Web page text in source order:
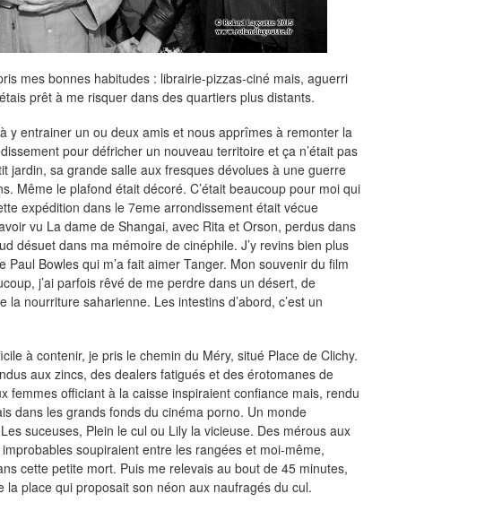
mes bonnes habitudes : librairie-pizzas-ciné mais, aguerri
prêt à me risquer dans des quartiers plus distants.
y entrainer un ou deux amis et nous apprîmes à remonter la
pour défricher un nouveau territoire et ça n’était pas
jardin, sa grande salle aux fresques dévolues à une guerre
Même le plafond était décoré. C’était beaucoup pour moi qui
expédition dans le 7eme arrondissement était vécue
vu La dame de Shangai, avec Rita et Orson, perdus dans
désuet dans ma mémoire de cinéphile. J’y revins bien plus
Bowles qui m’a fait aimer Tanger. Mon souvenir du film
j’ai parfois rêvé de me perdre dans un désert, de
la nourriture saharienne. Les intestins d’abord, c’est un
à contenir, je pris le chemin du Méry, situé Place de Clichy.
aux zincs, des dealers fatigués et des érotomanes de
femmes officiant à la caisse inspiraient confiance mais, rendu
dans les grands fonds du cinéma porno. Un monde
suceuses, Plein le cul ou Lily la vicieuse. Des mérous aux
soupiraient entre les rangées et moi-même,
cette petite mort. Puis me relevais au bout de 45 minutes,
place qui proposait son néon aux naufragés du cul.